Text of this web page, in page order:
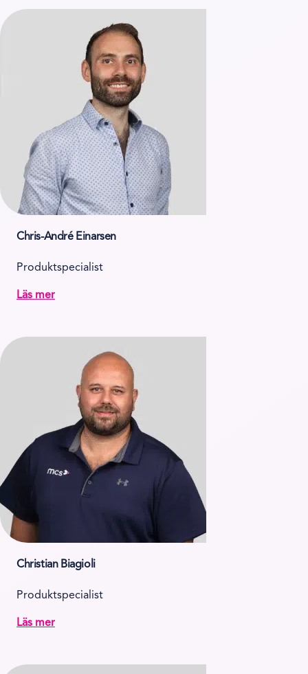
Chris-André Einarsen
Produktspecialist
Läs mer
Christian Biagioli
Produktspecialist
Läs mer